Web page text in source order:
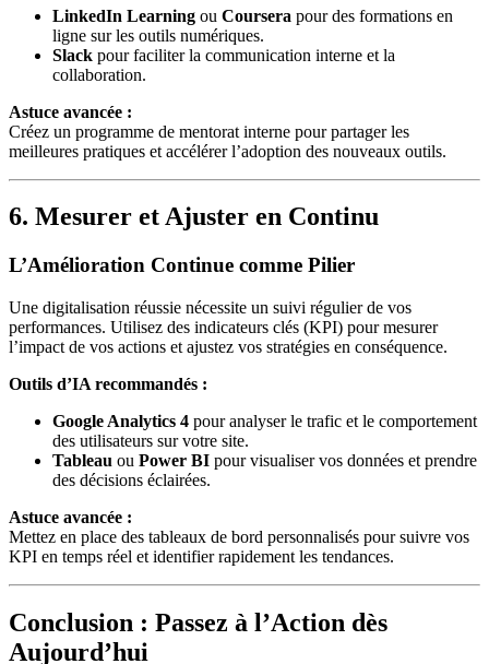
LinkedIn Learning ou Coursera pour des formations en
ligne sur les outils numériques.
Slack pour faciliter la communication interne et la
collaboration.
Astuce avancée :
Créez un programme de mentorat interne pour partager les
meilleures pratiques et accélérer l’adoption des nouveaux outils.
6. Mesurer et Ajuster en Continu
L’Amélioration Continue comme Pilier
Une digitalisation réussie nécessite un suivi régulier de vos
performances. Utilisez des indicateurs clés (KPI) pour mesurer
l’impact de vos actions et ajustez vos stratégies en conséquence.
Outils d’IA recommandés :
Google Analytics 4 pour analyser le trafic et le comportement
des utilisateurs sur votre site.
Tableau ou Power BI pour visualiser vos données et prendre
des décisions éclairées.
Astuce avancée :
Mettez en place des tableaux de bord personnalisés pour suivre vos
KPI en temps réel et identifier rapidement les tendances.
Conclusion : Passez à l’Action dès
Aujourd’hui